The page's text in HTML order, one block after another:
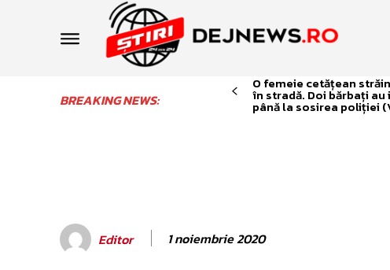
BREAKING NEWS:
O femeie cetățean
în stradă. Doi bărbați
până la sosirea poliției
Editor 1 noiembrie 2020